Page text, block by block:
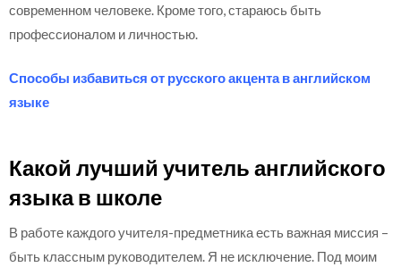
современном человеке. Кроме того, стараюсь быть
профессионалом и личностью.
Способы избавиться от русского акцента в английском
языке
Какой лучший учитель английского
языка в школе
В работе каждого учителя-предметника есть важная миссия –
быть классным руководителем. Я не исключение. Под моим